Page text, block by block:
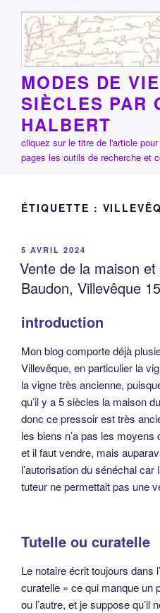
contenu
principal
MODES DE
SIÈCLES PAR
HALBERT
cliquez sur le titre de l'article
pages les outils de recherche et
ÉTIQUETTE :
PUBLIÉ
LE
5 AVRIL 2024
Vente de la maison
Baudon, Villevêque
introduction
Mon blog comporte déjà
Villevêque, en particulier la
la vigne très ancienne,
qu’il y a 5 siècles la maison
donc ce pressoir est très
les biens n’a pas les
et il faut vendre, mais
l’autorisation du sénéchal
tuteur ne permettait pas une
Tutelle ou curatelle
Le notaire écrit toujours dans
curatelle » ce qui manque un
ou l’autre, et je suppose qu’il